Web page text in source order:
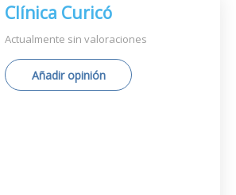
Clínica Curicó
Actualmente sin valoraciones
Añadir opinión